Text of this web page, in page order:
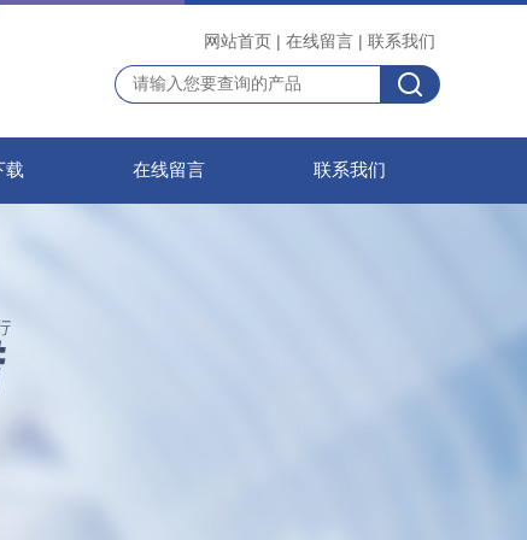
网站首页 | 在线留言 | 联系我们
载 在线留言 联系我们